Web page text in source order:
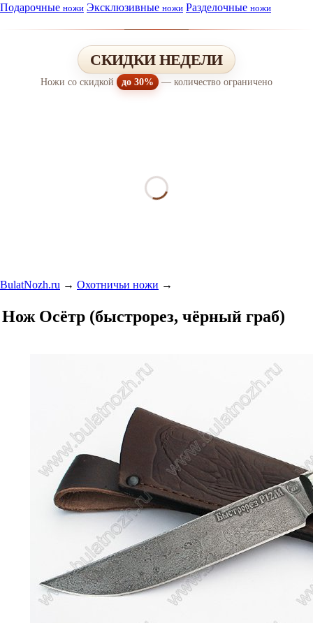
Подарочные ножи Эксклюзивные ножи Разделочные ножи
СКИДКИ НЕДЕЛИ
Ножи со скидкой до 30% — количество ограничено
BulatNozh.ru → Охотничьи ножи →
Нож Осётр (быстрорез, чёрный граб)